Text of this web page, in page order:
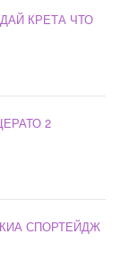
КРЕТА ЧТО
2
СПОРТЕЙДЖ